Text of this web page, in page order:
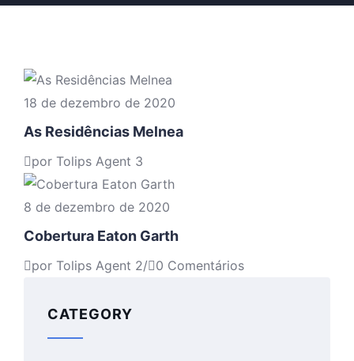
18 de dezembro de 2020
As Residências Melnea
por Tolips Agent 3
8 de dezembro de 2020
Cobertura Eaton Garth
por Tolips Agent 2/ 0 Comentários
CATEGORY